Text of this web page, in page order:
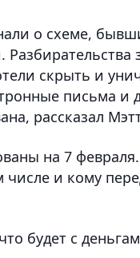
о схеме,
скрыть и
письма и
рассказал
на 7
числе и кому
будет с